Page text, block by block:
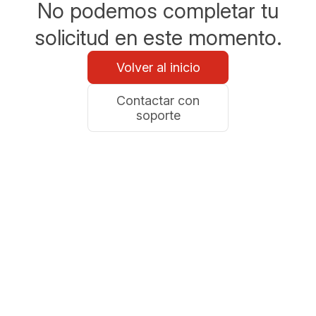
No podemos completar tu
solicitud en este momento.
Volver al inicio
Contactar con
soporte